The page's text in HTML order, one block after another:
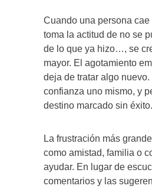
Cuando una persona
toma la actitud de no se
de lo que ya hizo…, se
mayor. El agotamiento
deja de tratar algo
confianza uno mismo, y
destino marcado sin éxito.
La frustración más
como amistad, familia o
ayudar. En lugar de
comentarios y las